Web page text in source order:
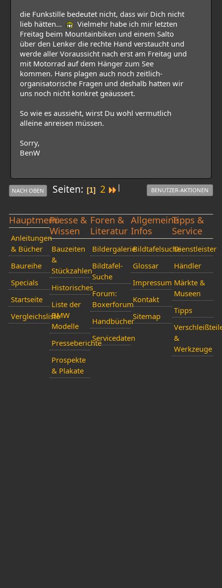
die Funkstille bedeutet nicht, dass wir Dich nicht
lieb hätten...
Vielmehr habe ich mir letzten
Freitag beim Mountainbiken und einem Salto
über den Lenker die rechte Hand verstaucht und
werde aller Voraussicht nach erst am Freitag und
mit Motorrad auf dem Hänger zum See
kommen. Hans plagen auch noch zeitlich-
organisatorische Fragen und deshalb hatten wir
uns noch nicht konkret geäussert.
So wie es aussieht, wirst Du wohl vermutlich
alleine anreisen müssen.
Sorry,
BenW
|
NACH OBEN Seiten 1 2 BENUTZER-AKTIONEN
Hauptmenü
Anleitungen
& Bücher
Baureihe
Specials
Startseite
Vergleichsliste
Presse &
Wissen
Bauzeiten
&
Stückzahlen
Historisches
Liste der
BMW
Modelle
Presseberichte
Prospekte
& Plakate
Foren &
Literatur
Bildergalerie
Bildtafel-
Suche
Forum:
Boxerforum
Handbücher
Servicedaten
Allgemeine
Infos
Bildtafelsuche
Glossar
Impressum
Kontakt
Sitemap
Tipps &
Service
Dienstleister
Händler
Märkte &
Museen
Tipps
&
Werkzeuge